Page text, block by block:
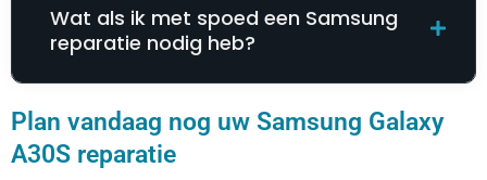
Wat als ik met spoed een Samsung
reparatie nodig heb?
Plan vandaag nog uw Samsung Galaxy
A30S reparatie